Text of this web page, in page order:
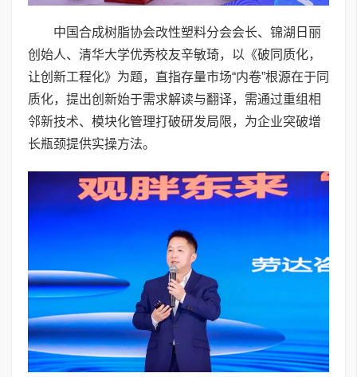
中国合成树脂协会改性塑料分会会长、锦湖日丽
创始人、清华大学优秀校友辛敏琦，以《破同质化，
让创新工程化》为题，直指存量市场“内卷”根源在于同
质化，提出创新始于需求解读与翻译，需通过重组相
邻新技术、模块化管理打破研发局限，为企业突破增
长瓶颈提供实操方法。